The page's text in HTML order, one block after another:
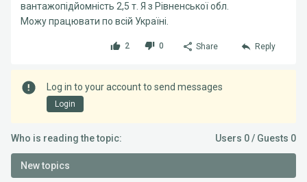
вантажопідйомність 2,5 т. Я з Рівненської обл.
Можу працювати по всій Україні.
2 0 Share Reply
Log in to your account to send messages
Login
Who is reading the topic: Users 0 / Guests 0
New topics